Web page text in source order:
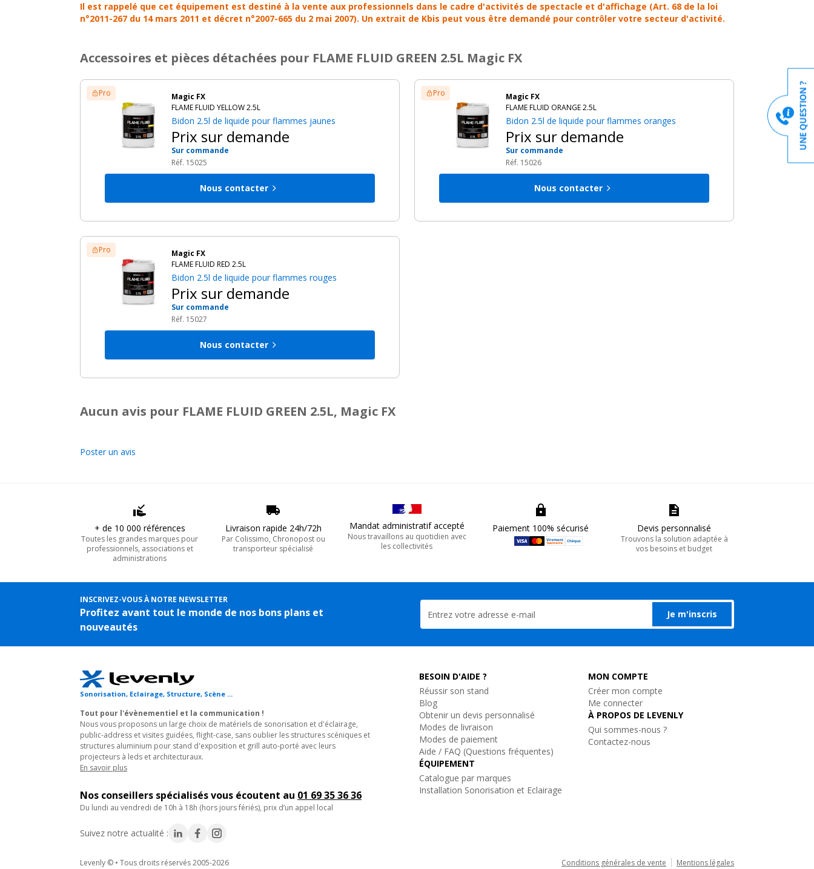
Il est rappelé que cet équipement est destiné à la vente aux professionnels dans le cadre d'activités de spectacle et d'affichage (Art. 68 de la loi
n°2011-267 du 14 mars 2011 et décret n°2007-665 du 2 mai 2007). Un extrait de Kbis peut vous être demandé pour contrôler votre secteur d'activité.
Accessoires et pièces détachées pour FLAME FLUID GREEN 2.5L Magic FX
Pro
Magic FX
FLAME FLUID YELLOW 2.5L
Bidon 2.5l de liquide pour flammes jaunes
Prix sur demande
Sur commande
Réf. 15025
Nous contacter
Pro
Magic FX
FLAME FLUID ORANGE 2.5L
Bidon 2.5l de liquide pour flammes oranges
Prix sur demande
Sur commande
Réf. 15026
Nous contacter
Pro
Magic FX
FLAME FLUID RED 2.5L
Bidon 2.5l de liquide pour flammes rouges
Prix sur demande
Sur commande
Réf. 15027
Nous contacter
Aucun avis pour FLAME FLUID GREEN 2.5L, Magic FX
Poster un avis
+ de 10 000 références
Toutes les grandes marques pour
professionnels, associations et
administrations
Livraison rapide 24h/72h
Par Colissimo, Chronopost ou
transporteur spécialisé
Mandat administratif accepté
Nous travaillons au quotidien avec
les collectivités
Paiement 100% sécurisé Devis personnalisé
Trouvons la solution adaptée à
vos besoins et budget
INSCRIVEZ-VOUS À NOTRE NEWSLETTER
Profitez avant tout le monde de nos bons plans et
nouveautés
Je m'inscris
Sonorisation, Eclairage, Structure, Scène ...
Tout pour l'évènementiel et la communication !
Nous vous proposons un large choix de matériels de sonorisation et d'éclairage,
public-address et visites guidées, flight-case, sans oublier les structures scéniques et
structures aluminium pour stand d'exposition et grill auto-porté avec leurs
projecteurs à leds et architecturaux.
En savoir plus
Nos conseillers spécialisés vous écoutent au 01 69 35 36 36
du lundi au vendredi de 10h à 18h (hors jours fériés), prix d’un appel local
Suivez notre actualité :
BESOIN D'AIDE ?
Réussir son stand
Blog
Obtenir un devis personnalisé
Modes de livraison
Modes de paiement
Aide / FAQ (Questions fréquentes)
ÉQUIPEMENT
Catalogue par marques
Installation Sonorisation et Eclairage
MON COMPTE
Créer mon compte
Me connecter
À PROPOS DE LEVENLY
Qui sommes-nous ?
Contactez-nous
Levenly © • Tous droits réservés 2005-2026 Conditions générales de vente Mentions légales